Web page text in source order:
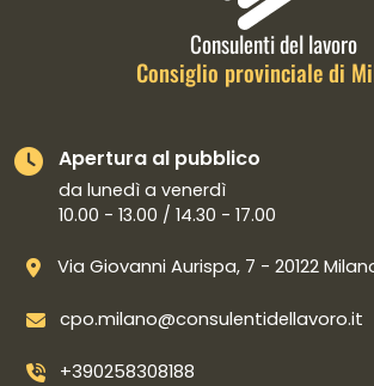
Consulenti del lavoro
Consiglio provinciale di
Apertura al pubblico
da lunedì a venerdì
10.00 - 13.00 / 14.30 - 17.00
Via Giovanni Aurispa, 7 - 20122
cpo.milano@consulentidellavoro.it
+390258308188